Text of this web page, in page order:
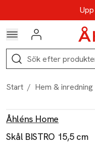
Hoppa till Kod:
Logga in
Sök
Start / Hem & inredning
Åhléns Home
Skål BISTRO 15,5 cm